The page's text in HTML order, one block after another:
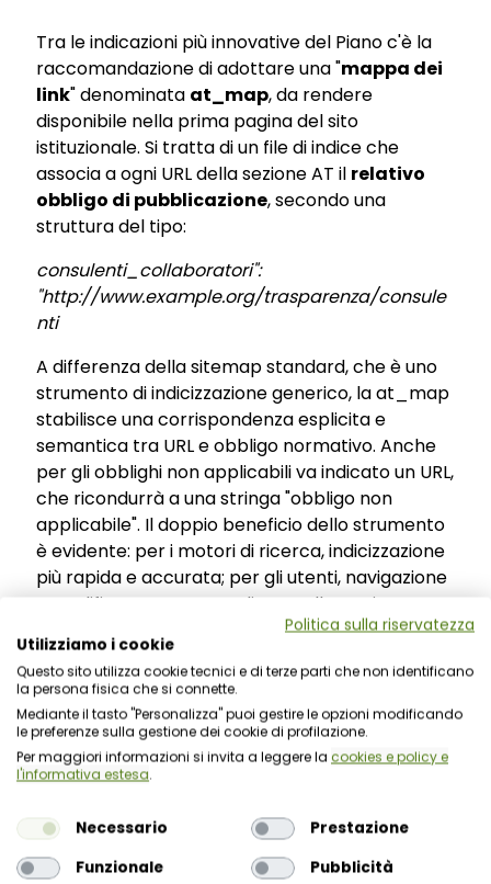
Tra le indicazioni più innovative del Piano c'è la
raccomandazione di adottare una "mappa dei
link" denominata at_map, da rendere
disponibile nella prima pagina del sito
istituzionale. Si tratta di un file di indice che
associa a ogni URL della sezione AT il relativo
obbligo di pubblicazione, secondo una
struttura del tipo:
consulenti_collaboratori":
"http://www.example.org/trasparenza/consule
nti
A differenza della sitemap standard, che è uno
strumento di indicizzazione generico, la at_map
stabilisce una corrispondenza esplicita e
semantica tra URL e obbligo normativo. Anche
per gli obblighi non applicabili va indicato un URL,
che ricondurrà a una stringa "obbligo non
applicabile". Il doppio beneficio dello strumento
è evidente: per i motori di ricerca, indicizzazione
più rapida e accurata; per gli utenti, navigazione
semplificata e accesso diretto alla pagina
Un orizzonte più ampio:
accessibilità, PDF e fattori
abilitanti per la trasparenza
Il PNA 2025 chiude l'approfondimento sulla
trasparenza con un'attenzione esplicita
all'accessibilità dei documenti PDF, fonte
Politica sulla riservatezza
Utilizziamo i cookie
Questo sito utilizza cookie tecnici e di terze parti che non identificano
la persona fisica che si connette.
Mediante il tasto "Personalizza" puoi gestire le opzioni modificando
le preferenze sulla gestione dei cookie di profilazione.
Per maggiori informazioni si invita a leggere la cookies e policy e
l'informativa estesa.
Necessario
Prestazione
Funzionale
Pubblicità